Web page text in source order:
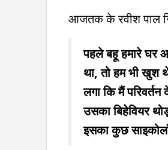
आजतक के रवीश पाल
पहले बहू हमारे घर
था, तो हम भी खुश
लगा कि मैं
उसका बिहेवियर
इसका कुछ